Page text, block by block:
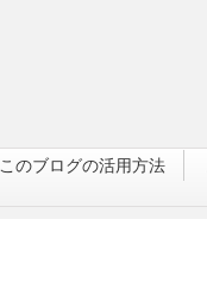
このブログの活用方法